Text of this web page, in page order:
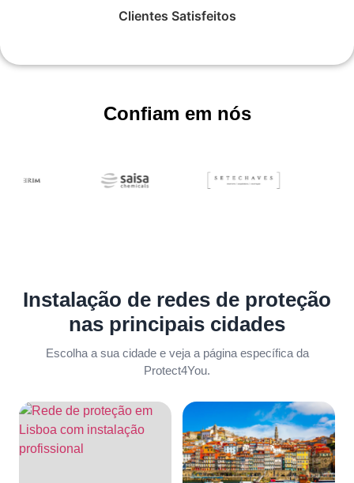
Clientes Satisfeitos
Confiam em nós
Instalação de redes de proteção
nas principais cidades
Escolha a sua cidade e veja a página específica da
Protect4You.